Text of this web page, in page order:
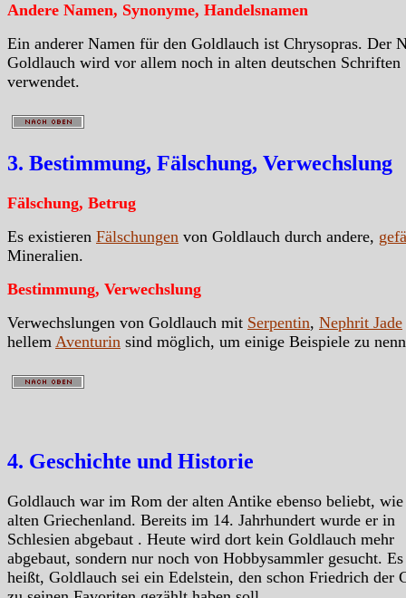
Andere Namen, Synonyme, Handelsnamen
Ein anderer Namen für den Goldlauch ist Chrysopras. Der
Goldlauch wird vor allem noch in alten deutschen Schriften
verwendet.
3. Bestimmung, Fälschung, Verwechslung
Fälschung, Betrug
Es existieren Fälschungen von Goldlauch durch andere,
Mineralien.
Bestimmung, Verwechslung
Verwechslungen von Goldlauch mit Serpentin, Nephrit Jade
hellem Aventurin sind möglich, um einige Beispiele zu
4. Geschichte und Historie
Goldlauch war im Rom der alten Antike ebenso beliebt,
alten Griechenland. Bereits im 14. Jahrhundert wurde er in
Schlesien abgebaut . Heute wird dort kein Goldlauch mehr
abgebaut, sondern nur noch von Hobbysammler gesucht. Es
heißt, Goldlauch sei ein Edelstein, den schon Friedrich der